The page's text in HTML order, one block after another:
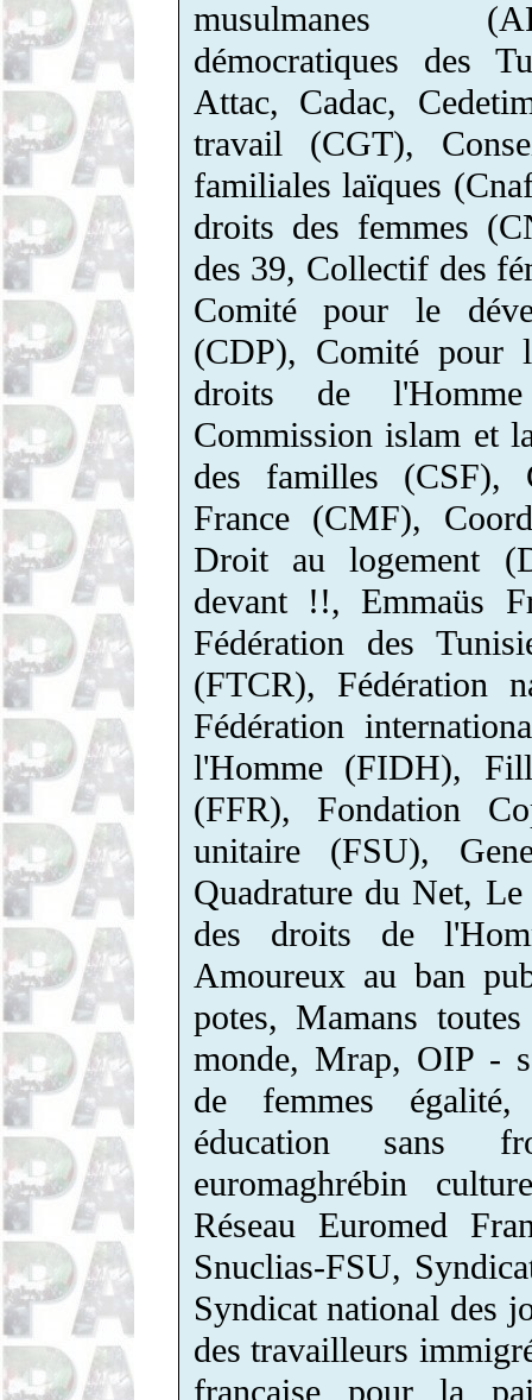
musulmanes
démocratiques des
Attac, Cadac,
travail (CGT),
familiales laïques
droits des femmes
des 39, Collectif des
Comité pour le
(CDP), Comité pour
droits de
Commission islam et
des familles (CSF),
France (CMF),
Droit au logement
devant !!, Emmaüs
Fédération des
(FTCR), Fédération
Fédération
l'Homme (FIDH),
(FFR), Fondation
unitaire (FSU),
Quadrature du Net,
des droits de
Amoureux au ban
potes, Mamans
monde, Mrap, OIP -
de femmes
éducation sans
euromaghrébin
Réseau Euromed
Snuclias-FSU,
Syndicat national des
des travailleurs
française pour la